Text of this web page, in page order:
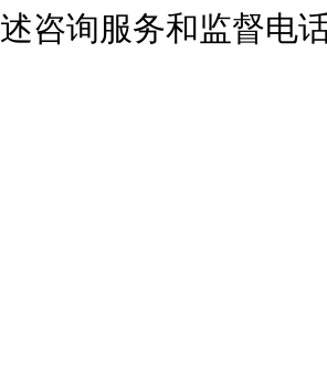
询服务和监督电话